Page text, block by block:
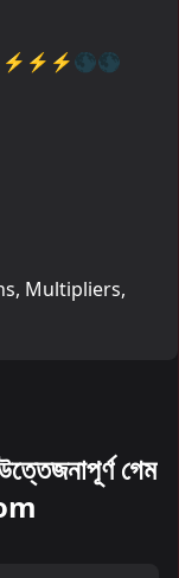
⚡⚡⚡🌑🌑
Multipliers,
গেম